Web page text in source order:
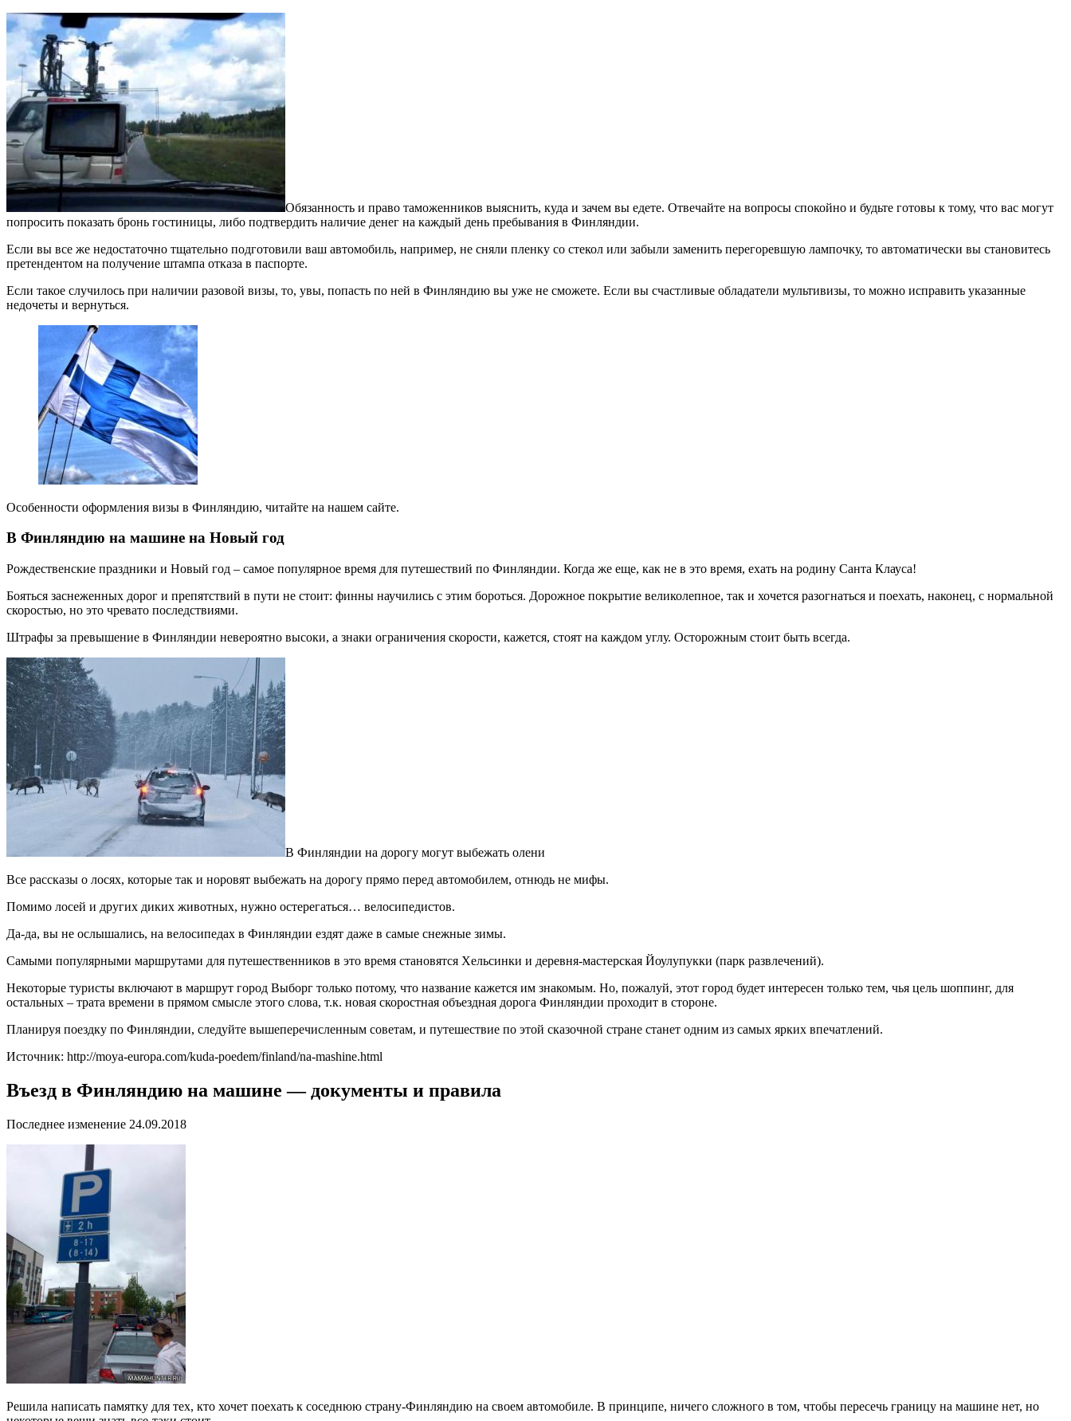
Обязанность и право таможенников выяснить, куда и зачем вы едете. Отвечайте на вопросы спокойно и будьте готовы к тому, что вас могут
попросить показать бронь гостиницы, либо подтвердить наличие денег на каждый день пребывания в Финляндии.
Если вы все же недостаточно тщательно подготовили ваш автомобиль, например, не сняли пленку со стекол или забыли заменить перегоревшую лампочку, то автоматически вы становитесь
претендентом на получение штампа отказа в паспорте.
Если такое случилось при наличии разовой визы, то, увы, попасть по ней в Финляндию вы уже не сможете. Если вы счастливые обладатели мультивизы, то можно исправить указанные
недочеты и вернуться.
Особенности оформления визы в Финляндию, читайте на нашем сайте.
В Финляндию на машине на Новый год
Рождественские праздники и Новый год – самое популярное время для путешествий по Финляндии. Когда же еще, как не в это время, ехать на родину Санта Клауса!
Бояться заснеженных дорог и препятствий в пути не стоит: финны научились с этим бороться. Дорожное покрытие великолепное, так и хочется разогнаться и поехать, наконец, с нормальной
скоростью, но это чревато последствиями.
Штрафы за превышение в Финляндии невероятно высоки, а знаки ограничения скорости, кажется, стоят на каждом углу. Осторожным стоит быть всегда.
В Финляндии на дорогу могут выбежать олени
Все рассказы о лосях, которые так и норовят выбежать на дорогу прямо перед автомобилем, отнюдь не мифы.
Помимо лосей и других диких животных, нужно остерегаться… велосипедистов.
Да-да, вы не ослышались, на велосипедах в Финляндии ездят даже в самые снежные зимы.
Самыми популярными маршрутами для путешественников в это время становятся Хельсинки и деревня-мастерская Йоулупукки (парк развлечений).
Некоторые туристы включают в маршрут город Выборг только потому, что название кажется им знакомым. Но, пожалуй, этот город будет интересен только тем, чья цель шоппинг, для
остальных – трата времени в прямом смысле этого слова, т.к. новая скоростная объездная дорога Финляндии проходит в стороне.
Планируя поездку по Финляндии, следуйте вышеперечисленным советам, и путешествие по этой сказочной стране станет одним из самых ярких впечатлений.
Источник: http://moya-europa.com/kuda-poedem/finland/na-mashine.html
Въезд в Финляндию на машине — документы и правила
Последнее изменение 24.09.2018
Решила написать памятку для тех, кто хочет поехать к соседнюю страну-Финляндию на своем автомобиле. В принципе, ничего сложного в том, чтобы пересечь границу на машине нет, но